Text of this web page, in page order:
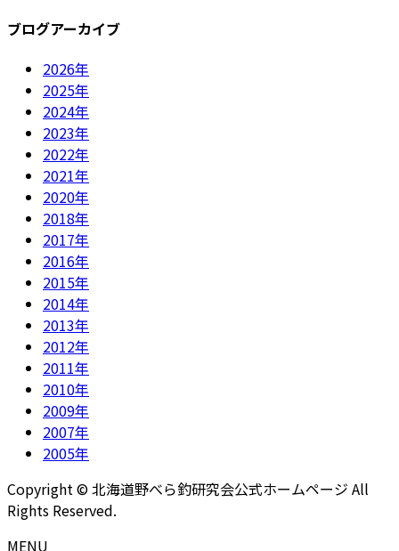
ブログアーカイブ
2026年
2025年
2024年
2023年
2022年
2021年
2020年
2018年
2017年
2016年
2015年
2014年
2013年
2012年
2011年
2010年
2009年
2007年
2005年
Copyright © 北海道野べら釣研究会公式ホームページ All
Rights Reserved.
MENU